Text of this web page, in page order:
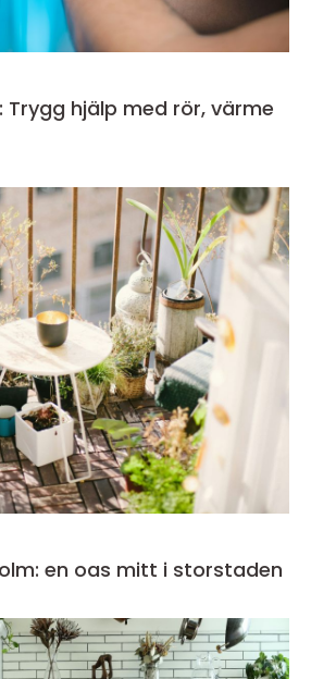
Trygg hjälp med rör, värme
en oas mitt i storstaden